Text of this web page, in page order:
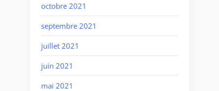
octobre 2021
septembre 2021
juillet 2021
juin 2021
mai 2021